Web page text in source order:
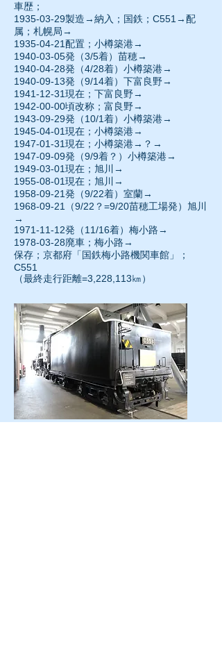
車歴；
1935-03-29製造→納入；国鉄；C551→配
属；札幌局→
1935-04-21配置；小樽築港→
1940-03-05発（3/5着）苗穂→
1940-04-28発（4/28着）小樽築港→
1940-09-13発（9/14着）下富良野→
1941-12-31現在；下富良野→
1942-00-00頃改称；富良野→
1943-09-29発（10/1着）小樽築港→
1945-04-01現在；小樽築港→
1947-01-31現在；小樽築港→？→
1947-09-09発（9/9着？）小樽築港→
1949-03-01現在；旭川→
1955-08-01現在；旭川→
1958-09-21発（9/22着）室蘭→
1968-09-21
（9/22？=9/20苗穂工場発）旭川
→
1971-11-12発（11/16着）梅小路→
1978-03-28廃車；梅小路→
保存；京都府「国鉄梅小路機関車館」；
C551
（最終走行距離=3,228,113㎞）